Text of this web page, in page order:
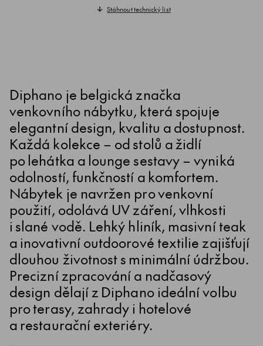
Stáhnout technický list
Diphano je belgická značka
venkovního nábytku, která spojuje
elegantní design, kvalitu a dostupnost.
Každá kolekce – od stolů a židlí
po lehátka a lounge sestavy – vyniká
odolností, funkčností a komfortem.
Nábytek je navržen pro venkovní
použití, odolává UV záření, vlhkosti
i slané vodě. Lehký hliník, masivní teak
a inovativní outdoorové textilie zajišťují
dlouhou životnost s minimální údržbou.
Precizní zpracování a nadčasový
design dělají z Diphano ideální volbu
pro terasy, zahrady i hotelové
a restaurační exteriéry.